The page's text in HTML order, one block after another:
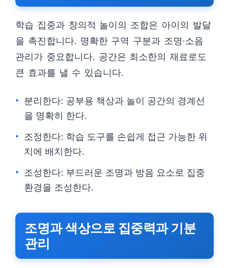
학습 집중과 창의적 놀이의 조합은 아이의 발달
을 촉진합니다. 명확한 구역 구분과 조명·소음
관리가 중요합니다. 공간은 최소한의 재료로도
큰 효과를 낼 수 있습니다.
분리한다: 공부용 책상과 놀이 공간의 경계선
을 명확히 한다.
조정한다: 학습 도구를 손쉽게 접근 가능한 위
치에 배치한다.
조성한다: 부드러운 조명과 방음 요소로 집중
환경을 조성한다.
조명과 색상으로 집중력과 기분
관리